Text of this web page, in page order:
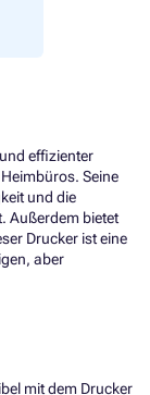
effizienter
Seine
und die
Außerdem bietet
Drucker ist eine
aber
mit dem Drucker